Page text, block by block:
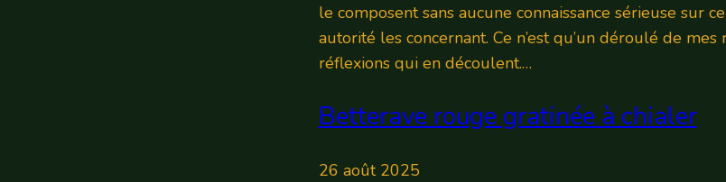
le composent sans aucune connaissance sérieuse sur
autorité les concernant. Ce n’est qu’un déroulé de mes
réflexions qui en découlent.…
Betterave rouge gratinée à chialer
26 août 2025